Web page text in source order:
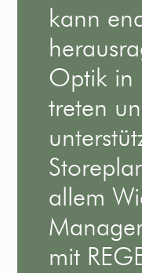
kann
Optik in
treten
allem
mit